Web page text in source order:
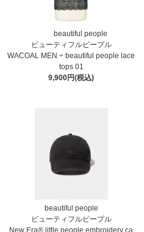
beautiful people
ビューティフルピープル
WACOAL MEN ÷ beautiful people lace
tops 01
9,900円(税込)
beautiful people
ビューティフルピープル
New Era® little people embroidery ca